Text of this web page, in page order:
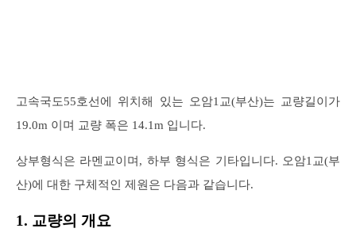
고속국도55호선에 위치해 있는 오암1교(부산)는 교량길이가
19.0m 이며 교량 폭은 14.1m 입니다.
상부형식은 라멘교이며, 하부 형식은 기타입니다. 오암1교(부
산)에 대한 구체적인 제원은 다음과 같습니다.
1. 교량의 개요